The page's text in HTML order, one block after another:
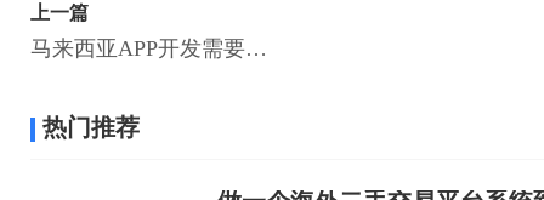
上一篇
马来西亚APP开发需要多长时间？
热门推荐